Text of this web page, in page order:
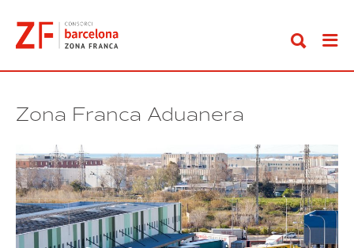
contenido
Zona Franca Aduanera